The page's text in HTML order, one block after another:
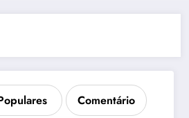
Comentário